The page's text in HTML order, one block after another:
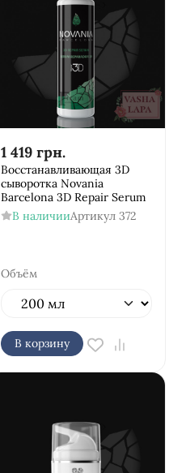
1 419 грн.
Восстанавливающая 3D
сыворотка Novania
Barcelona 3D Repair Serum
В наличииАртикул 372
Объём
В корзину